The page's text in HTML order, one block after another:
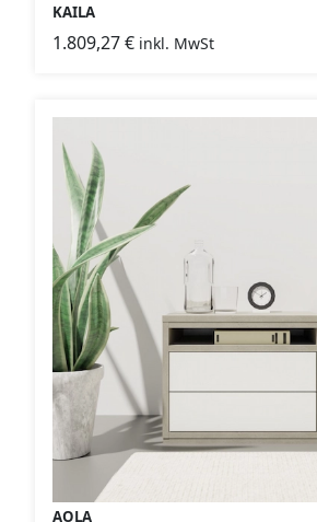
KAILA
1.809,27€ inkl. MwSt
AOLA